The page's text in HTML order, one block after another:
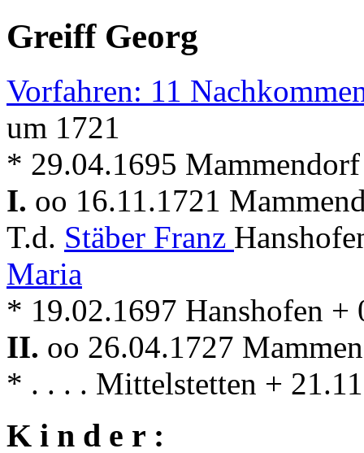
Greiff Georg
Vorfahren: 11
um 1721
* 29.04.1695
I. oo 16.11.1721
T.d. Stäber Franz
Maria
* 19.02.1697 Hanshofen
II. oo 26.04.1727
* . . . . Mittelstetten +
K i n d e r :